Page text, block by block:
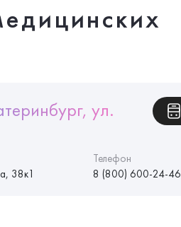
ул.
38к1
Телефон
8 (800) 600-24-46